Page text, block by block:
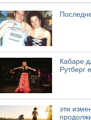
Кабаре
Рутберг
эти